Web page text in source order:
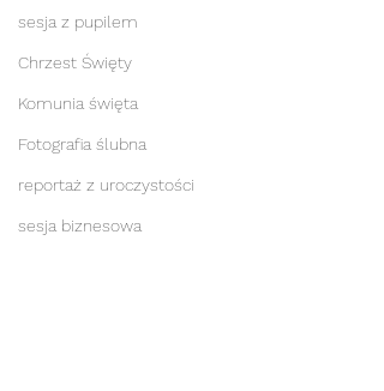
sesja z pupilem
Chrzest Święty
Komunia święta
Fotografia ślubna
reportaż z uroczystości
sesja biznesowa